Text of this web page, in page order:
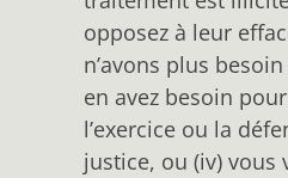
opposez à leur
n’avons plus
en avez besoin
l’exercice ou la
justice, ou (iv) vous